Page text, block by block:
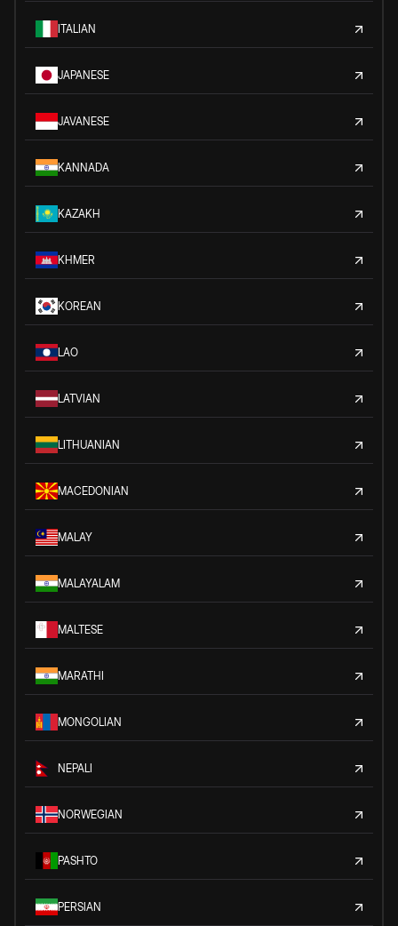
ITALIAN
JAPANESE
JAVANESE
KANNADA
KAZAKH
KHMER
KOREAN
LAO
LATVIAN
LITHUANIAN
MACEDONIAN
MALAY
MALAYALAM
MALTESE
MARATHI
MONGOLIAN
NEPALI
NORWEGIAN
PASHTO
PERSIAN